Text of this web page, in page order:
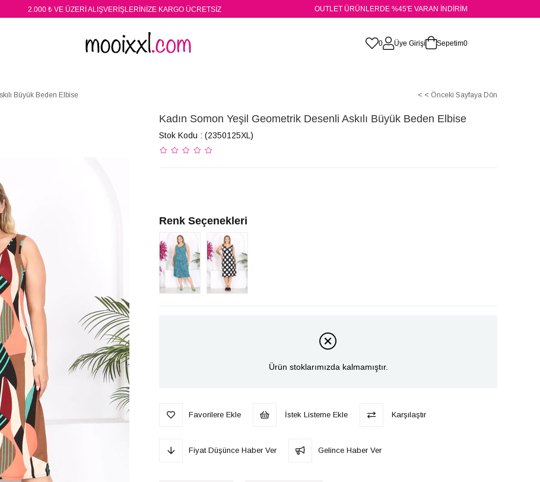
2.000 ₺ VE ÜZERİ ALIŞVERİŞLERİNİZE KARGO ÜCRETSİZ OUTLET ÜRÜNLERDE %45'E VARAN İNDİRİM
0 Üye Girişi Sepetim0
Büyük Beden Elbise < < Önceki Sayfaya Dön
Kadın Somon Yeşil Geometrik Desenli Askılı Büyük Beden Elbise
Stok Kodu (2350125XL)
Renk Seçenekleri
Ürün stoklarımızda kalmamıştır.
Favorilere Ekle İstek Listeme Ekle Karşılaştır
Fiyat Düşünce Haber Ver Gelince Haber Ver